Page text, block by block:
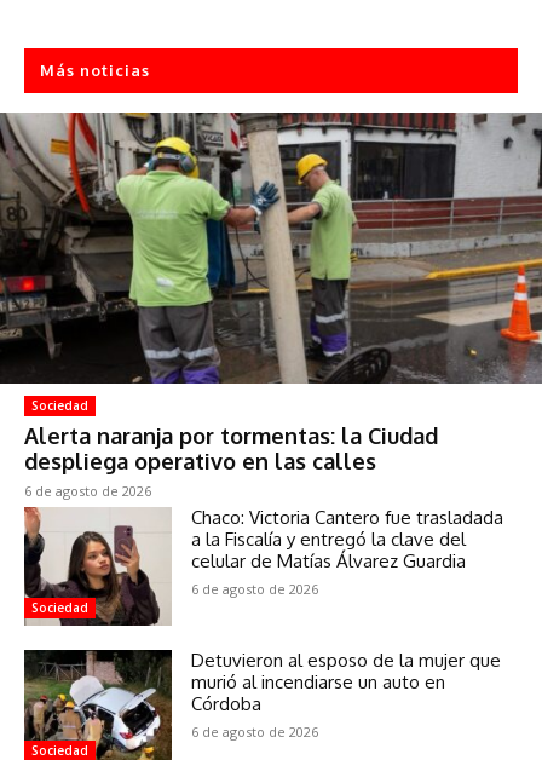
Más noticias
Sociedad
Alerta naranja por tormentas: la Ciudad
despliega operativo en las calles
6 de agosto de 2026
Sociedad
Chaco: Victoria Cantero fue trasladada
a la Fiscalía y entregó la clave del
celular de Matías Álvarez Guardia
6 de agosto de 2026
Sociedad
Detuvieron al esposo de la mujer que
murió al incendiarse un auto en
Córdoba
6 de agosto de 2026